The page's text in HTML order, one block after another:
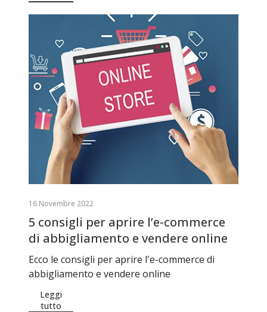
16 Novembre 2022
5 consigli per aprire l’e-commerce
di abbigliamento e vendere online
Ecco le consigli per aprire l'e-commerce di
abbigliamento e vendere online
Leggi
tutto